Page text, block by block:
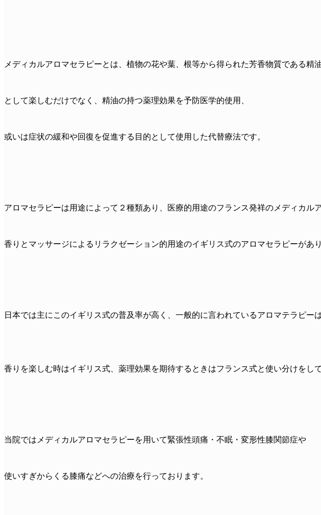
メディカルアロマセラピーとは、植物の花や葉、根等から得られた芳香物質である精
として楽しむだけでなく、精油の持つ薬理効果を予防医学的使用、
或いは症状の緩和や回復を促進する目的として使用した代替療法です。
アロマセラピーは用途によって２種類あり、医療的用途のフランス発祥のメディカル
香りとマッサージによるリラクゼーション的用途のイギリス式のアロマセラピーがあり
日本では主にこのイギリス式の普及率が高く、一般的に言われているアロマテラピー
香りを楽しむ時はイギリス式、薬理効果を期待するときはフランス式と使い分けをし
当院ではメディカルアロマセラピーを用いて緊張性頭痛・不眠・変形性膝関節症や
使いすぎからくる膝痛などへの治療を行っております。